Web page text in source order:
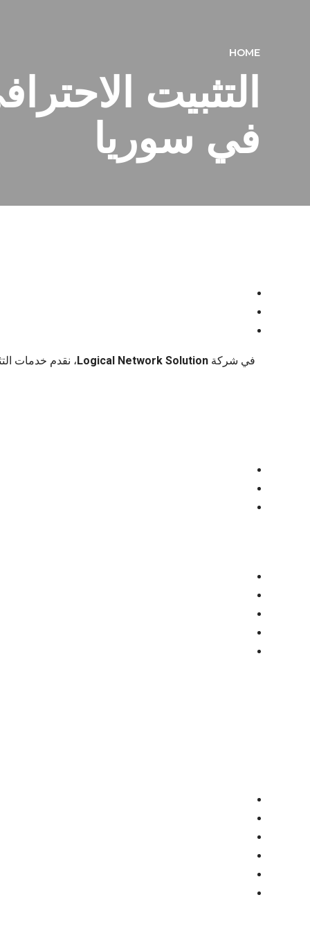
HOME
التثبيت
في سوريا
في شركة Logical Network Solution، نقدم خدمات